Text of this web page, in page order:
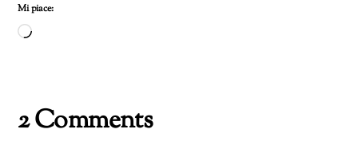
Mi piace:
Caricamento
2 Comments